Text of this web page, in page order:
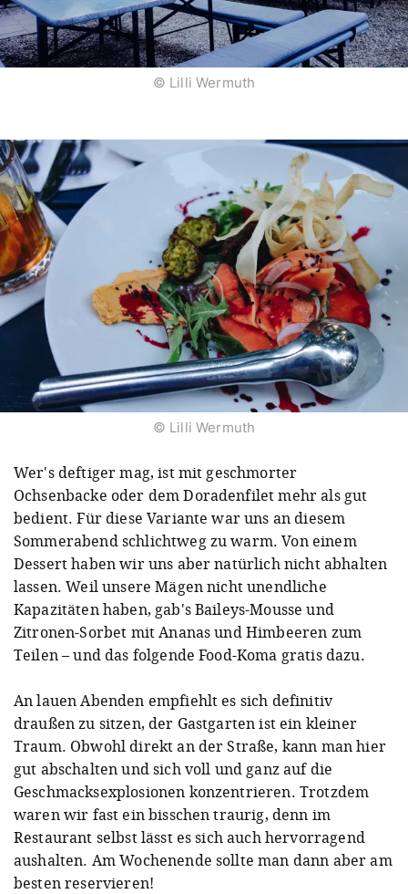
© Lilli Wermuth
© Lilli Wermuth
Wer's deftiger mag, ist mit geschmorter
Ochsenbacke oder dem Doradenfilet mehr als gut
bedient. Für diese Variante war uns an diesem
Sommerabend schlichtweg zu warm. Von einem
Dessert haben wir uns aber natürlich nicht abhalten
lassen. Weil unsere Mägen nicht unendliche
Kapazitäten haben, gab's Baileys-Mousse und
Zitronen-Sorbet mit Ananas und Himbeeren zum
Teilen – und das folgende Food-Koma gratis dazu.
An lauen Abenden empfiehlt es sich definitiv
draußen zu sitzen, der Gastgarten ist ein kleiner
Traum. Obwohl direkt an der Straße, kann man hier
gut abschalten und sich voll und ganz auf die
Geschmacksexplosionen konzentrieren. Trotzdem
waren wir fast ein bisschen traurig, denn im
Restaurant selbst lässt es sich auch hervorragend
aushalten. Am Wochenende sollte man dann aber am
besten reservieren!